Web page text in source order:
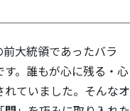
大統領であったバラ
。誰もが心に残る・心
ていました。そんなオ